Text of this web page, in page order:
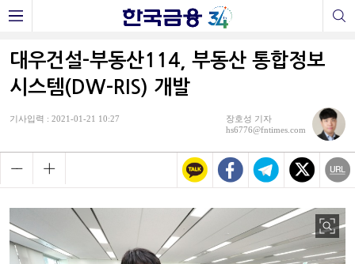
대우건설-부동산114, 부동산 통합정보
시스템(DW-RIS) 개발
기사입력 : 2021-01-21 10:27
장호성 기자
hs6776@fntimes.com